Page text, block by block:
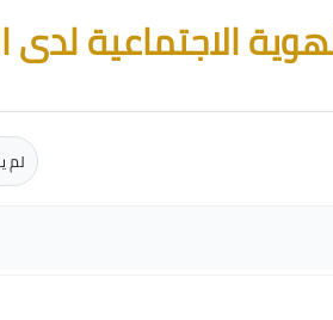
الاجتماعية
لم